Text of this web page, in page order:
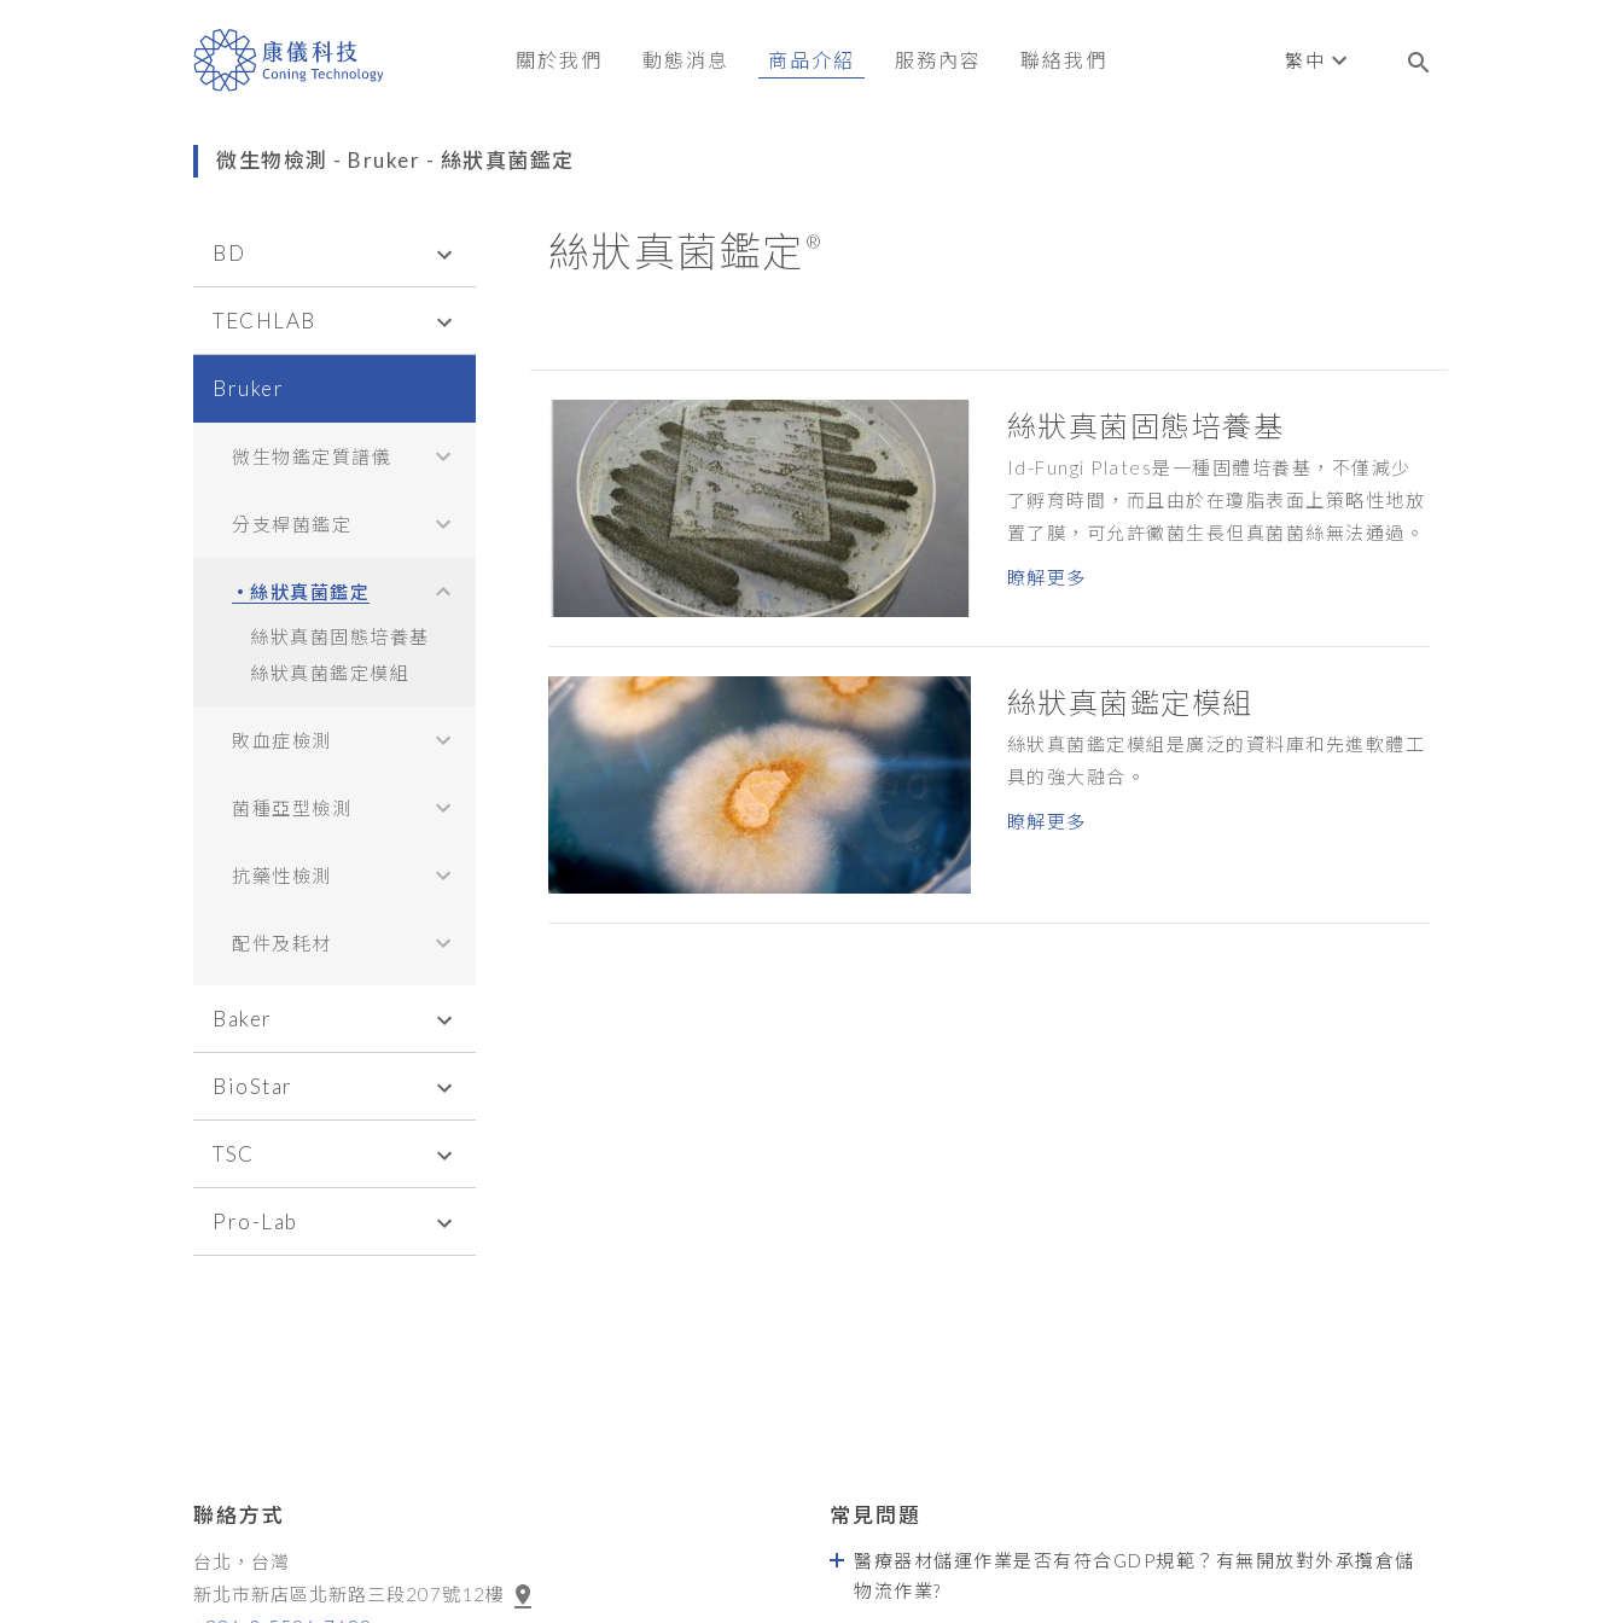
關於我們 動態消息 商品介紹 服務內容 聯絡我們 繁中
微生物檢測 - Bruker - 絲狀真菌鑑定
BD
TECHLAB
Bruker
微生物鑑定質譜儀
分支桿菌鑑定
絲狀真菌鑑定
絲狀真菌固態培養基
絲狀真菌鑑定模組
敗血症檢測
菌種亞型檢測
抗藥性檢測
配件及耗材
Baker
BioStar
TSC
Pro-Lab
絲狀真菌鑑定 ®
絲狀真菌固態培養基
Id-Fungi Plates是一種固體培養基，不僅減少
了孵育時間，而且由於在瓊脂表面上策略性地放
置了膜，可允許黴菌生長但真菌菌絲無法通過。
瞭解更多
絲狀真菌鑑定模組
絲狀真菌鑑定模組是廣泛的資料庫和先進軟體工
具的強大融合。
瞭解更多
聯絡方式
台北，台灣
新北市新店區北新路三段207號12樓
常見問題
醫療器材儲運作業是否有符合GDP規範？有無開放對外承攬倉儲
物流作業?